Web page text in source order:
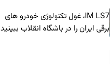
IM LS7، غول تکنولوژی خودرو های
برقی ایران را در باشگاه انقلاب ببینید